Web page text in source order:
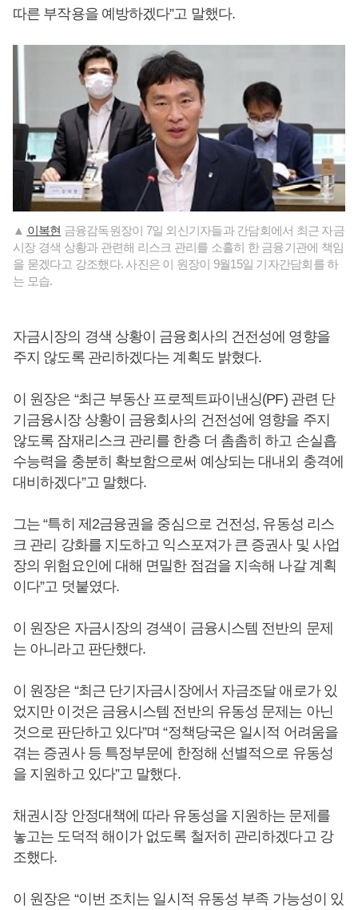
따른 부작용을 예방하겠다”고 말했다.
▲ 이복현 금융감독원장이 7일 외신기자들과 간담회에서 최근 자금
시장 경색 상황과 관련해 리스크 관리를 소홀히 한 금융기관에 책임
을 묻겠다고 강조했다. 사진은 이 원장이 9월15일 기자간담회를 하
는 모습.
자금시장의 경색 상황이 금융회사의 건전성에 영향을
주지 않도록 관리하겠다는 계획도 밝혔다.
이 원장은 “최근 부동산 프로젝트파이낸싱(PF) 관련 단
기금융시장 상황이 금융회사의 건전성에 영향을 주지
않도록 잠재리스크 관리를 한층 더 촘촘히 하고 손실흡
수능력을 충분히 확보함으로써 예상되는 대내외 충격에
대비하겠다”고 말했다.
그는 “특히 제2금융권을 중심으로 건전성, 유동성 리스
크 관리 강화를 지도하고 익스포져가 큰 증권사 및 사업
장의 위험요인에 대해 면밀한 점검을 지속해 나갈 계획
이다”고 덧붙였다.
이 원장은 자금시장의 경색이 금융시스템 전반의 문제
는 아니라고 판단했다.
이 원장은 “최근 단기자금시장에서 자금조달 애로가 있
었지만 이것은 금융시스템 전반의 유동성 문제는 아닌
것으로 판단하고 있다”며 “정책당국은 일시적 어려움을
겪는 증권사 등 특정부문에 한정해 선별적으로 유동성
을 지원하고 있다”고 말했다.
채권시장 안정대책에 따라 유동성을 지원하는 문제를
놓고는 도덕적 해이가 없도록 철저히 관리하겠다고 강
조했다.
이 원장은 “이번 조치는 일시적 유동성 부족 가능성이 있